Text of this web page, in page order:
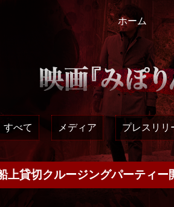
ホーム
すべて メディア プレスリリ
貸切クルージングパーティー